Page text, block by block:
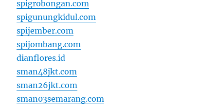
spigrobongan.com
spigunungkidul.com
spijember.com
spijombang.com
dianflores.id
sman48jkt.com
sman26jkt.com
sman03semarang.com